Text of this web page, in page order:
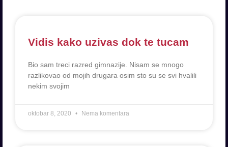
Vidis kako uzivas dok te tucam
Bio sam treci razred gimnazije. Nisam se mnogo
razlikovao od mojih drugara osim sto su se svi hvalili
nekim svojim
oktobar 8, 2020 Nema komentara